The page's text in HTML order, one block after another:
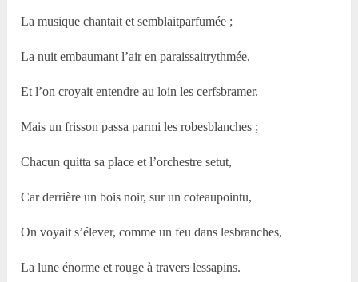
La musique chantait et semblaitparfumée ;
La nuit embaumant l’air en paraissaitrythmée,
Et l’on croyait entendre au loin les cerfsbramer.
Mais un frisson passa parmi les robesblanches ;
Chacun quitta sa place et l’orchestre setut,
Car derrière un bois noir, sur un coteaupointu,
On voyait s’élever, comme un feu dans lesbranches,
La lune énorme et rouge à travers lessapins.